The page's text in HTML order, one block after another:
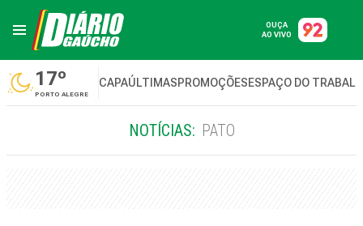
OUÇA
AO VIVO
17º
PORTO ALEGRE
CAPAÚLTIMASPROMOÇÕESESPAÇO DO
NOTÍCIAS: PATO